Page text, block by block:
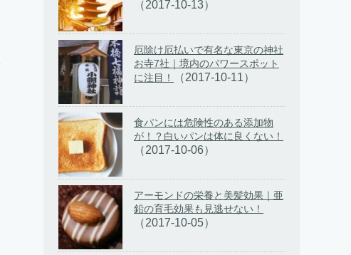
（2017-10-13）
厄除け厄払いで有名な東京の神社
お寺7社｜境内のパワースポット
に注目！
（2017-10-11）
食パンには危険性のある添加物
が！？白いパンは体に良くない！
（2017-10-06）
アーモンドの栄養と美髪効果｜亜
鉛の育毛効果も見逃せない！
（2017-10-05）